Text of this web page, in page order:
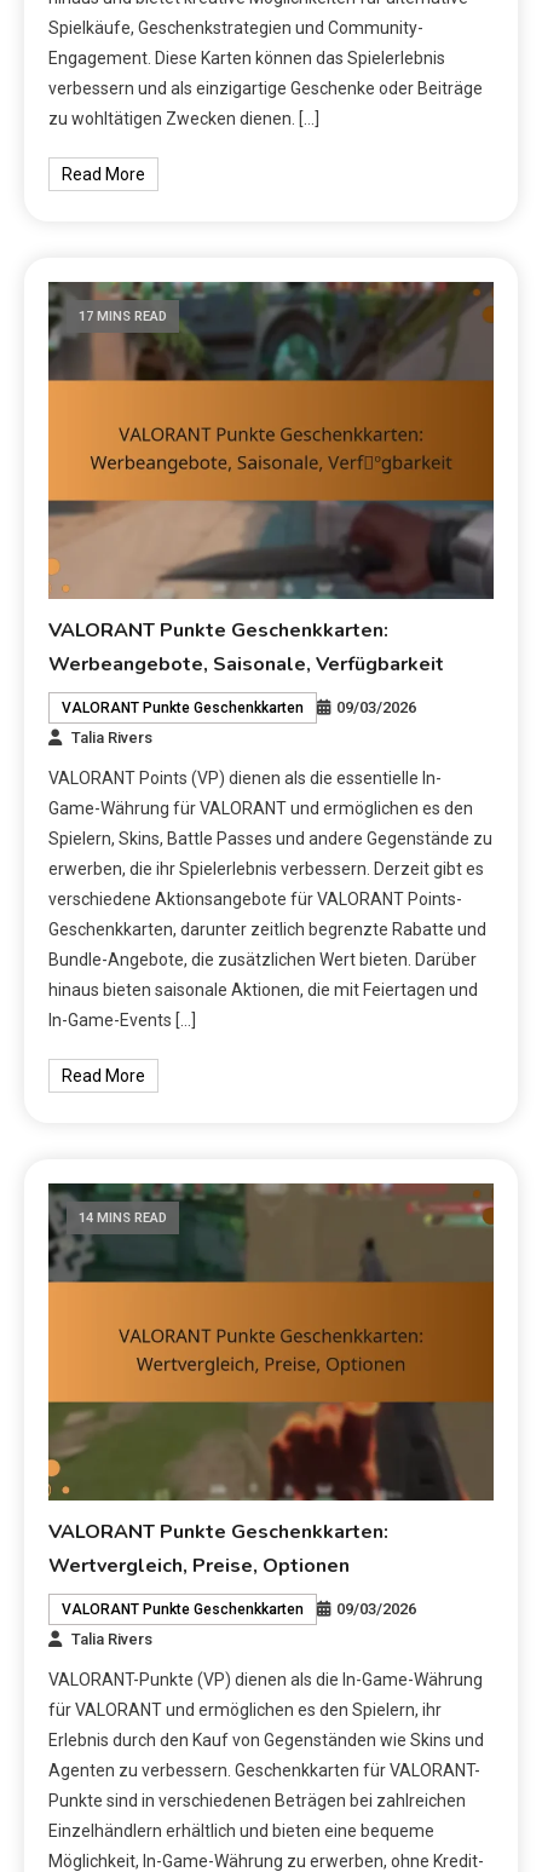
Spielkäufe, Geschenkstrategien und Community-
Engagement. Diese Karten können das Spielerlebnis
verbessern und als einzigartige Geschenke oder Beiträge
zu wohltätigen Zwecken dienen. […]
Read More
17 MINS READ
VALORANT Punkte Geschenkkarten:
Werbeangebote, Saisonale, Verfügbarkeit
VALORANT Punkte Geschenkkarten
09/03/2026
Talia Rivers
VALORANT Points (VP) dienen als die essentielle In-
Game-Währung für VALORANT und ermöglichen es den
Spielern, Skins, Battle Passes und andere Gegenstände zu
erwerben, die ihr Spielerlebnis verbessern. Derzeit gibt es
verschiedene Aktionsangebote für VALORANT Points-
Geschenkkarten, darunter zeitlich begrenzte Rabatte und
Bundle-Angebote, die zusätzlichen Wert bieten. Darüber
hinaus bieten saisonale Aktionen, die mit Feiertagen und
In-Game-Events […]
Read More
14 MINS READ
VALORANT Punkte Geschenkkarten:
Wertvergleich, Preise, Optionen
VALORANT Punkte Geschenkkarten
09/03/2026
Talia Rivers
VALORANT-Punkte (VP) dienen als die In-Game-Währung
für VALORANT und ermöglichen es den Spielern, ihr
Erlebnis durch den Kauf von Gegenständen wie Skins und
Agenten zu verbessern. Geschenkkarten für VALORANT-
Punkte sind in verschiedenen Beträgen bei zahlreichen
Einzelhändlern erhältlich und bieten eine bequeme
Möglichkeit, In-Game-Währung zu erwerben, ohne Kredit-